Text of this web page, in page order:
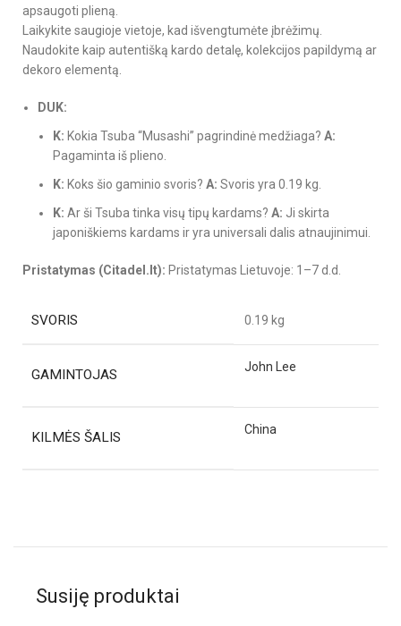
apsaugoti plieną.
Laikykite saugioje vietoje, kad išvengtumėte įbrėžimų.
Naudokite kaip autentišką kardo detalę, kolekcijos papildymą ar
dekoro elementą.
DUK:
K: Kokia Tsuba “Musashi” pagrindinė medžiaga? A:
Pagaminta iš plieno.
K: Koks šio gaminio svoris? A: Svoris yra 0.19 kg.
K: Ar ši Tsuba tinka visų tipų kardams? A: Ji skirta
japoniškiems kardams ir yra universali dalis atnaujinimui.
Pristatymas (Citadel.lt): Pristatymas Lietuvoje: 1–7 d.d.
SVORIS 0.19 kg
GAMINTOJAS John Lee
KILMĖS ŠALIS China
Susiję produktai